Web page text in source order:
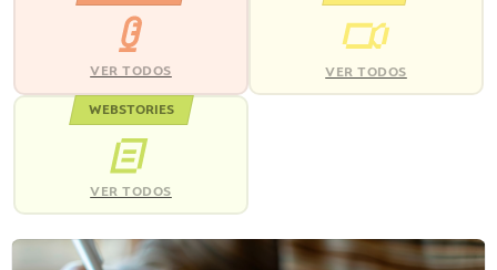
VER TODOS VER TODOS
WEBSTORIES
VER TODOS